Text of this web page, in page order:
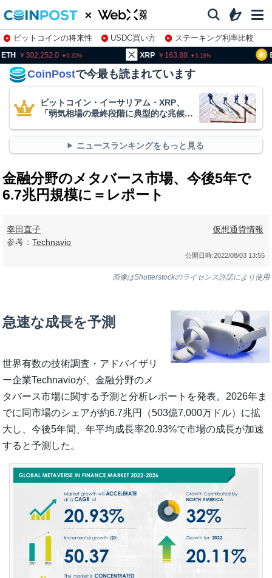
ビットコインの将来性 USDC買い方
ステーキング利率比較
株特集・関連銘柄
0.35 163.88 3.18
CoinPostで今最も読まれています
ビットコイン・イーサリアム・XRP、
「弱気相場の最終段階に典型的な兆候」
ニュースランキングをもっと見る
金融分野のメタバース市場、今後5年で
6.7兆円規模に＝レポート
幸田直子
参考：Technavio
仮想通貨情報
公開日時:2022/08/03 13:55
画像はShutterstockのライセンス許諾により使用
急速な成長を予測
世界有数の技術調査・アドバイザリ
ー企業Technavioが、金融分野のメ
タバース市場に関する予測と分析レポートを発表。2026年ま
でに同市場のシェアが約6.7兆円（503億7,000万ドル）に拡
大し、今後5年間、年平均成長率20.93%で市場の成長が加速
すると予測した。